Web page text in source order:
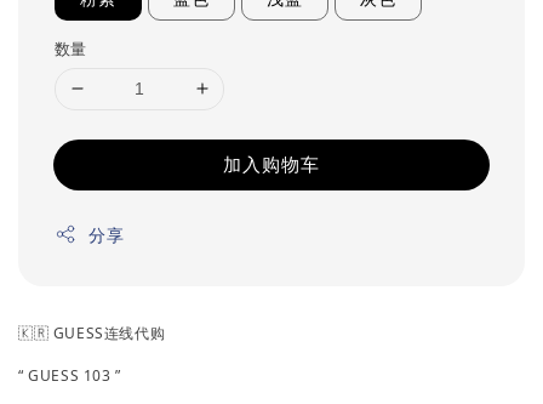
数量
加入购物车
分享
🇰🇷 GUESS连线代购
“ GUESS 103 ”